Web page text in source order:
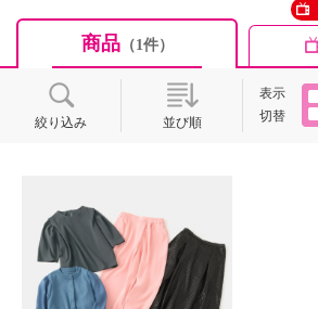
商品（1件）
絞り込み 並び順
表示
切替